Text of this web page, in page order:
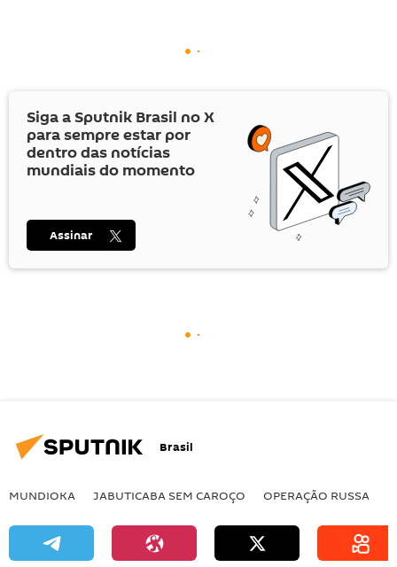
Siga a Sputnik Brasil noX
para sempre estar por
dentro das notícias
mundiais do momento
Assinar
Brasil
MUNDIOKA JABUTICABA SEM CAROÇO OPERAÇÃO RUSSA